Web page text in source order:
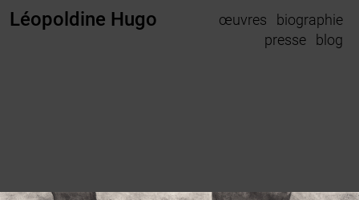
Léopoldine Hugo œuvres
biographie
presse
blog